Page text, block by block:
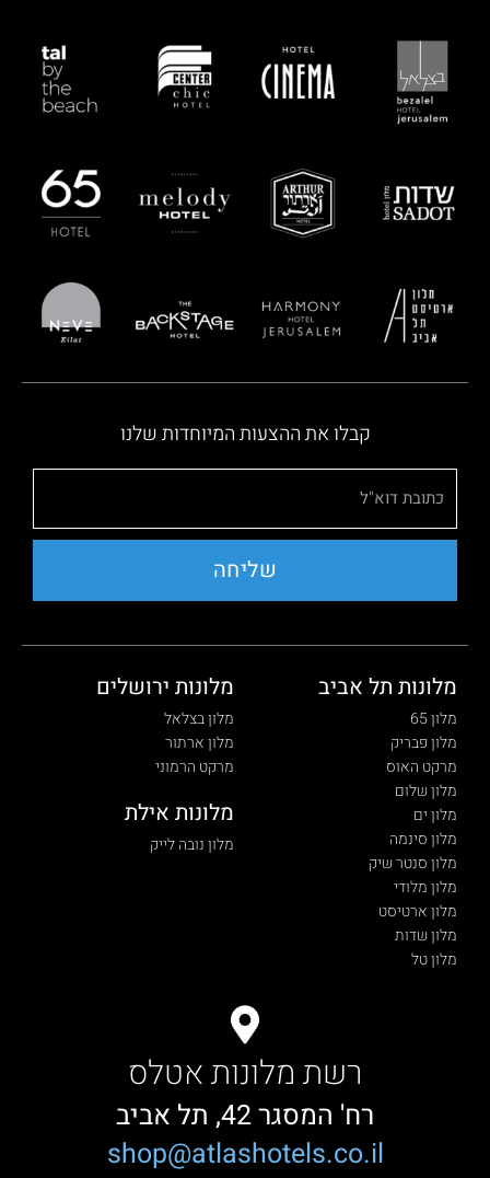
קבלו את ההצעות המיוחדות שלנו
שליחה
מלונות תל אביב
מלון 65
מלון פבריק
מרקט האוס
מלון שלום
מלון ים
מלון סינמה
מלון סנטר שיק
מלון מלודי
מלון ארטיסט
מלון שדות
מלון טל
מלונות ירושלים
מלון בצלאל
מלון ארתור
מרקט הרמוני
מלונות אילת
מלון נובה לייק
רשת מלונות אטלס
רח' המסגר 42, תל אביב
shop@atlashotels.co.il